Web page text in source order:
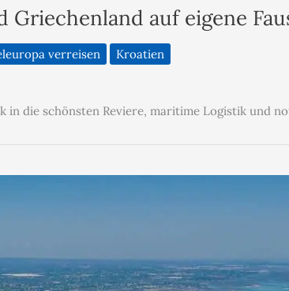
auf eigene
verreisen
Kroatien
in die schönsten Reviere, maritime Logistik und